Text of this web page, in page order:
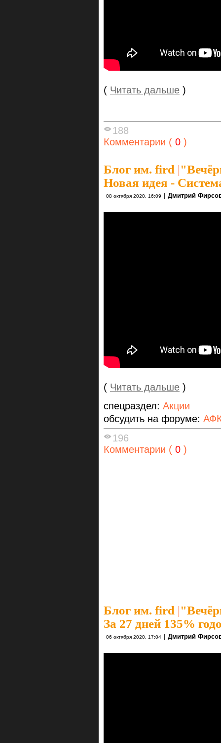
( Читать дальше )
188
Комментарии ( 0 )
Блог им. fird |
Новая идея -
08 октября 2020, 16:09 Дмитрий
( Читать дальше )
спецраздел: Акции
обсудить на форуме:
196
Комментарии ( 0 )
Блог им. fird |
За 27 дней 135%
06 октября 2020, 17:04 | Дмитрий